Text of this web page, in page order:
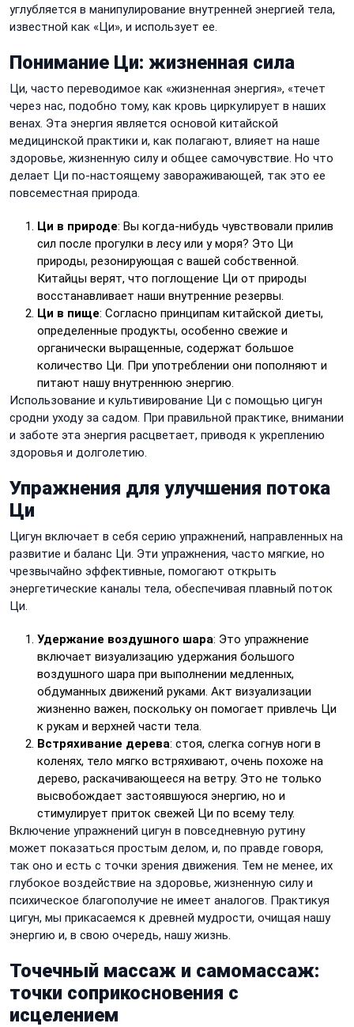
углубляется в манипулирование внутренней энергией тела,
известной как «Ци», и использует ее.
Понимание Ци: жизненная сила
Ци, часто переводимое как «жизненная энергия», «течет
через нас, подобно тому, как кровь циркулирует в наших
венах. Эта энергия является основой китайской
медицинской практики и, как полагают, влияет на наше
здоровье, жизненную силу и общее самочувствие. Но что
делает Ци по-настоящему завораживающей, так это ее
повсеместная природа.
Ци в природе: Вы когда-нибудь чувствовали прилив
сил после прогулки в лесу или у моря? Это Ци
природы, резонирующая с вашей собственной.
Китайцы верят, что поглощение Ци от природы
восстанавливает наши внутренние резервы.
Ци в пище: Согласно принципам китайской диеты,
определенные продукты, особенно свежие и
органически выращенные, содержат большое
количество Ци. При употреблении они пополняют и
питают нашу внутреннюю энергию.
Использование и культивирование Ци с помощью цигун
сродни уходу за садом. При правильной практике, внимании
и заботе эта энергия расцветает, приводя к укреплению
здоровья и долголетию.
Упражнения для улучшения потока
Ци
Цигун включает в себя серию упражнений, направленных на
развитие и баланс Ци. Эти упражнения, часто мягкие, но
чрезвычайно эффективные, помогают открыть
энергетические каналы тела, обеспечивая плавный поток
Ци.
Удержание воздушного шара: Это упражнение
включает визуализацию удержания большого
воздушного шара при выполнении медленных,
обдуманных движений руками. Акт визуализации
жизненно важен, поскольку он помогает привлечь Ци
к рукам и верхней части тела.
Встряхивание дерева: стоя, слегка согнув ноги в
коленях, тело мягко встряхивают, очень похоже на
дерево, раскачивающееся на ветру. Это не только
высвобождает застоявшуюся энергию, но и
стимулирует приток свежей Ци по всему телу.
Включение упражнений цигун в повседневную рутину
может показаться простым делом, и, по правде говоря,
так оно и есть с точки зрения движения. Тем не менее, их
глубокое воздействие на здоровье, жизненную силу и
психическое благополучие не имеет аналогов. Практикуя
цигун, мы прикасаемся к древней мудрости, очищая нашу
энергию и, в свою очередь, нашу жизнь.
Точечный массаж и самомассаж:
точки соприкосновения с
исцелением